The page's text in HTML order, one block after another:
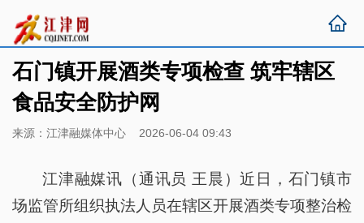
石门镇开展酒类专项检查 筑牢辖区
食品安全防护网
来源：江津融媒体中心 2026-06-04 09:43
江津融媒讯（通讯员 王晨）近日，石门镇市
场监管所组织执法人员在辖区开展酒类专项整治检